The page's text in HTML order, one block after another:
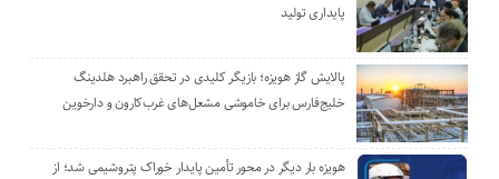
پایداری تولید
پالایش گاز هویزه؛ بازیگر کلیدی در تحقق راهبرد هلدینگ
خلیج‌فارس برای خاموشی مشعل‌های غرب‌کارون و دارخوین
هویزه بار دیگر در محور تأمین پایدار خوراک پتروشیمی شد؛ از